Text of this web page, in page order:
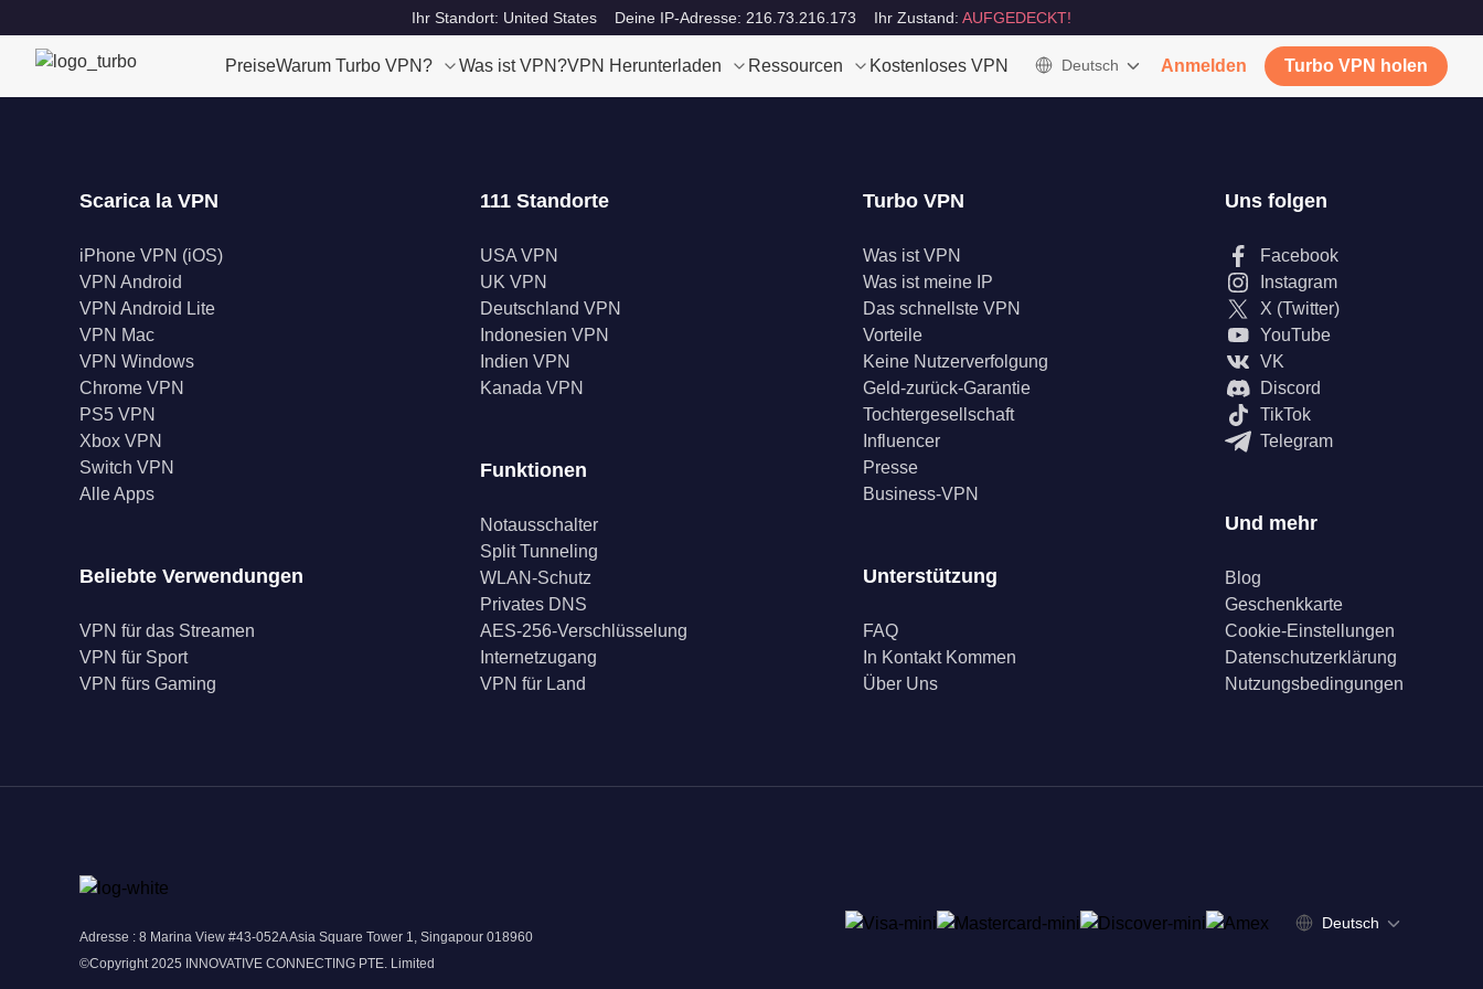
Ihr Standort: United States Deine IP-Adresse: 216.73.216.173 Ihr Zustand: AUFGEDECKT!
PreiseWarum Turbo VPN? Was ist VPN?VPN Herunterladen Ressourcen Kostenloses VPN Deutsch Anmelden Turbo VPN holen
Scarica la VPN
iPhone VPN (iOS)
VPN Android
VPN Android Lite
VPN Mac
VPN Windows
Chrome VPN
PS5 VPN
Xbox VPN
Switch VPN
Alle Apps
Beliebte Verwendungen
VPN für das Streamen
VPN für Sport
VPN fürs Gaming
111 Standorte
USA VPN
UK VPN
Deutschland VPN
Indonesien VPN
Indien VPN
Kanada VPN
Funktionen
Notausschalter
Split Tunneling
WLAN-Schutz
Privates DNS
AES-256-Verschlüsselung
Internetzugang
VPN für Land
Turbo VPN
Was ist VPN
Was ist meine IP
Das schnellste VPN
Vorteile
Keine Nutzerverfolgung
Geld-zurück-Garantie
Tochtergesellschaft
Influencer
Presse
Business-VPN
Unterstützung
FAQ
In Kontakt Kommen
Über Uns
Uns folgen
Facebook
Instagram
X (Twitter)
YouTube
VK
Discord
TikTok
Telegram
Und mehr
Blog
Geschenkkarte
Cookie-Einstellungen
Datenschutzerklärung
Nutzungsbedingungen
Adresse : 8 Marina View #43-052A Asia Square Tower 1, Singapour 018960
©Copyright 2025 INNOVATIVE CONNECTING PTE. Limited
Deutsch